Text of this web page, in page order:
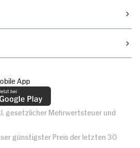
App
gesetzlicher Mehrwertsteuer und
günstigster Preis der letzten 30